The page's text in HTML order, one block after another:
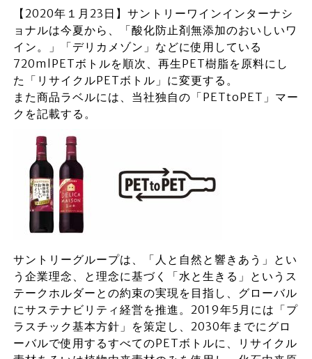
【2020年１月23日】サントリーワインインターナシ
ョナルは今夏から、「酸化防止剤無添加のおいしいワ
イン。」「デリカメゾン」などに使用している
720mlPETボトルを順次、再生PET樹脂を原料にし
た「リサイクルPETボトル」に変更する。
また商品ラベルには、当社独自の「PETtoPET」マー
クを記載する。
サントリーグループは、「人と自然と響きあう」とい
う企業理念、と理念に基づく「水と生きる」というス
テークホルダーとの約束の実現を目指し、グローバル
にサステナビリティ経営を推進。2019年5月には「プ
ラスチック基本方針」を策定し、2030年までにグロ
ーバルで使用するすべてのPETボトルに、リサイクル